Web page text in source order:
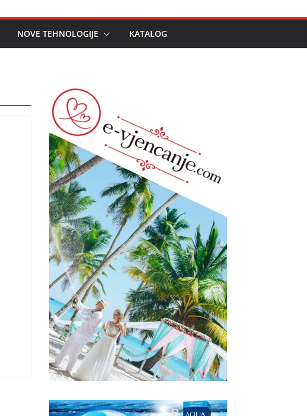
NOVE TEHNOLOGIJE KATALOG